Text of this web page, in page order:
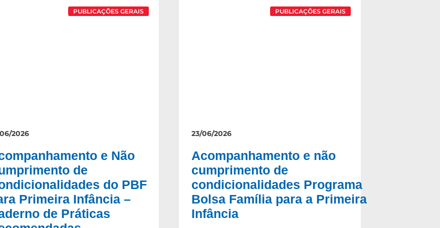
PUBLICAÇÕES GERAIS
2026
e Não
de
do PBF
Primeira Infância –
de Práticas
PUBLICAÇÕES GERAIS
23/06/2026
Acompanhamento e não
cumprimento de
condicionalidades Programa
Bolsa Família para a Primeira
Infância